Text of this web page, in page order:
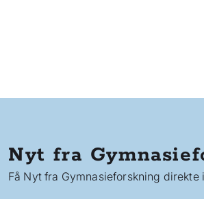
Nyt fra
Få Nyt fra Gymnasieforskning direkte